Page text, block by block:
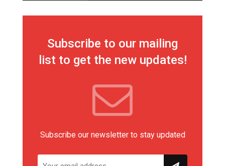
Subscribe to our mailing
list to get the new updates!
Subscribe our newsletter to stay updated